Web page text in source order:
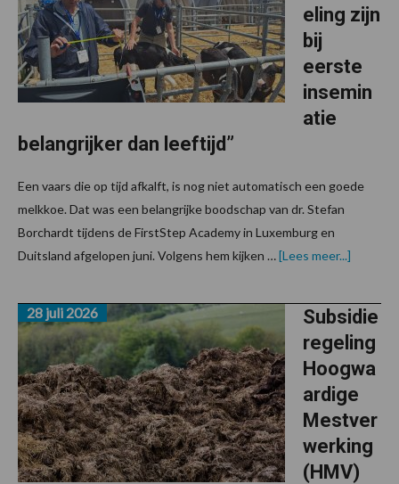
eling zijn
bij
eerste
insemin
atie
belangrijker dan leeftijd”
Een vaars die op tijd afkalft, is nog niet automatisch een goede
melkkoe. Dat was een belangrijke boodschap van dr. Stefan
Borchardt tijdens de FirstStep Academy in Luxemburg en
Duitsland afgelopen juni. Volgens hem kijken …[Lees meer...]
bij
eerste
dan
Subsidie
regeling
Hoogwa
ardige
Mestver
werking
(HMV)
28 juli 2026